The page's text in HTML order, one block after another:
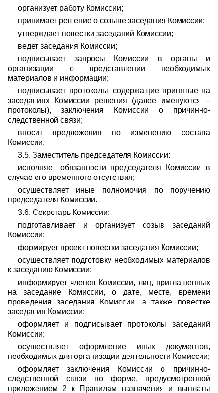
организует работу Комиссии;
принимает решение о созыве заседания Комиссии;
утверждает повестки заседаний Комиссии;
ведет заседания Комиссии;
подписывает запросы Комиссии в органы и
организации о представлении необходимых
материалов и информации;
подписывает протоколы, содержащие принятые на
заседаниях Комиссии решения (далее именуются –
протоколы), заключения Комиссии о причинно-
следственной связи;
вносит предложения по изменению состава
Комиссии.
3.5. Заместитель председателя Комиссии:
исполняет обязанности председателя Комиссии в
случае его временного отсутствия;
осуществляет иные полномочия по поручению
председателя Комиссии.
3.6. Секретарь Комиссии:
подготавливает и организует созыв заседаний
Комиссии;
формирует проект повестки заседания Комиссии;
осуществляет подготовку необходимых материалов
к заседанию Комиссии;
информирует членов Комиссии, лиц, приглашенных
на заседание Комиссии, о дате, месте, времени
проведения заседания Комиссии, а также повестке
заседания Комиссии;
оформляет и подписывает протоколы заседаний
Комиссии;
осуществляет оформление иных документов,
необходимых для организации деятельности Комиссии;
оформляет заключения Комиссии о причинно-
следственной связи по форме, предусмотренной
приложением 2 к Правилам назначения и выплаты